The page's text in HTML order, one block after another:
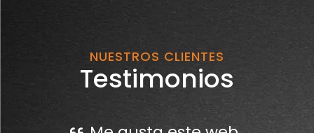
NUESTROS CLIENTES
Testimonios